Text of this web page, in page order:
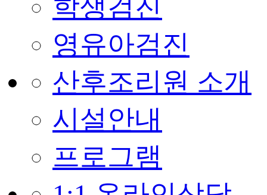
학생검진
영유아검진
산후조리원 소개
시설안내
프로그램